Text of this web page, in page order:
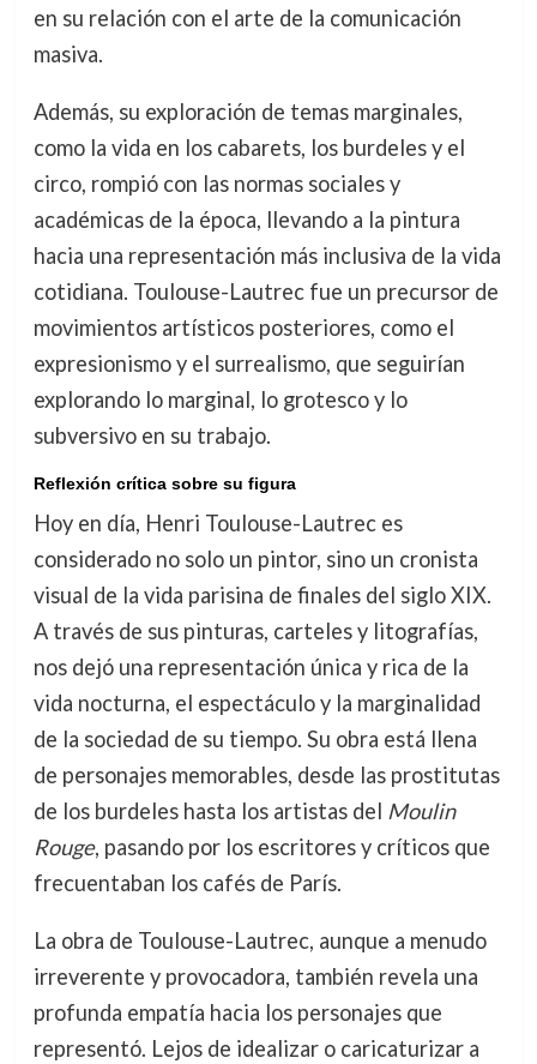
en su relación con el arte de la comunicación
masiva.
Además, su exploración de temas marginales,
como la vida en los cabarets, los burdeles y el
circo, rompió con las normas sociales y
académicas de la época, llevando a la pintura
hacia una representación más inclusiva de la vida
cotidiana. Toulouse-Lautrec fue un precursor de
movimientos artísticos posteriores, como el
expresionismo y el surrealismo, que seguirían
explorando lo marginal, lo grotesco y lo
subversivo en su trabajo.
Reflexión crítica sobre su figura
Hoy en día, Henri Toulouse-Lautrec es
considerado no solo un pintor, sino un cronista
visual de la vida parisina de finales del siglo XIX.
A través de sus pinturas, carteles y litografías,
nos dejó una representación única y rica de la
vida nocturna, el espectáculo y la marginalidad
de la sociedad de su tiempo. Su obra está llena
de personajes memorables, desde las prostitutas
de los burdeles hasta los artistas del Moulin
Rouge, pasando por los escritores y críticos que
frecuentaban los cafés de París.
La obra de Toulouse-Lautrec, aunque a menudo
irreverente y provocadora, también revela una
profunda empatía hacia los personajes que
representó. Lejos de idealizar o caricaturizar a